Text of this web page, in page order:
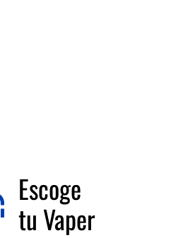
Escoge
tu Vaper